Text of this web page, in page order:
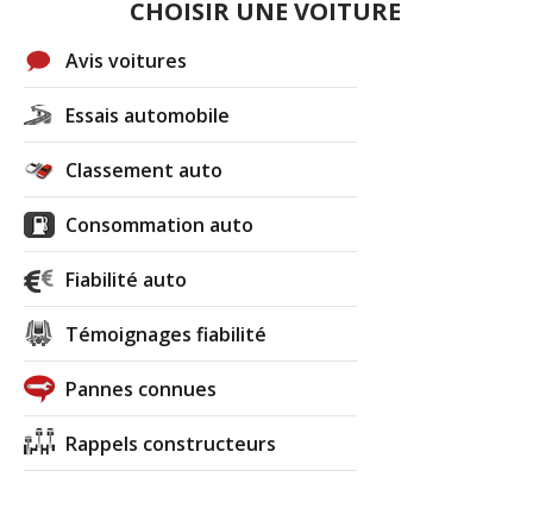
CHOISIR UNE VOITURE
Avis voitures
Essais automobile
Classement auto
Consommation auto
Fiabilité auto
Témoignages fiabilité
Pannes connues
Rappels constructeurs